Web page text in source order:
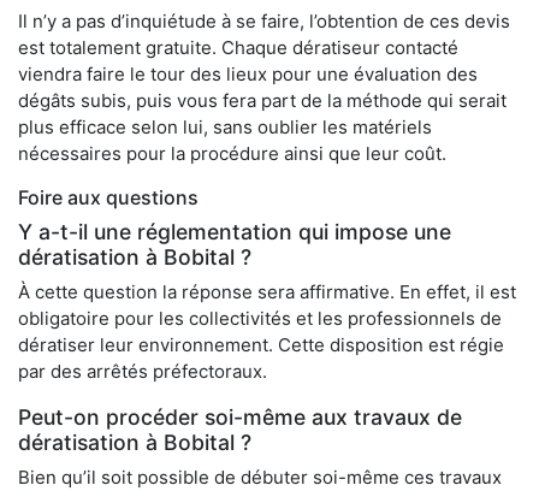
Il n’y a pas d’inquiétude à se faire, l’obtention de ces devis
est totalement gratuite. Chaque dératiseur contacté
viendra faire le tour des lieux pour une évaluation des
dégâts subis, puis vous fera part de la méthode qui serait
plus efficace selon lui, sans oublier les matériels
nécessaires pour la procédure ainsi que leur coût.
Foire aux questions
Y a-t-il une réglementation qui impose une
dératisation à Bobital ?
À cette question la réponse sera affirmative. En effet, il est
obligatoire pour les collectivités et les professionnels de
dératiser leur environnement. Cette disposition est régie
par des arrêtés préfectoraux.
Peut-on procéder soi-même aux travaux de
dératisation à Bobital ?
Bien qu’il soit possible de débuter soi-même ces travaux